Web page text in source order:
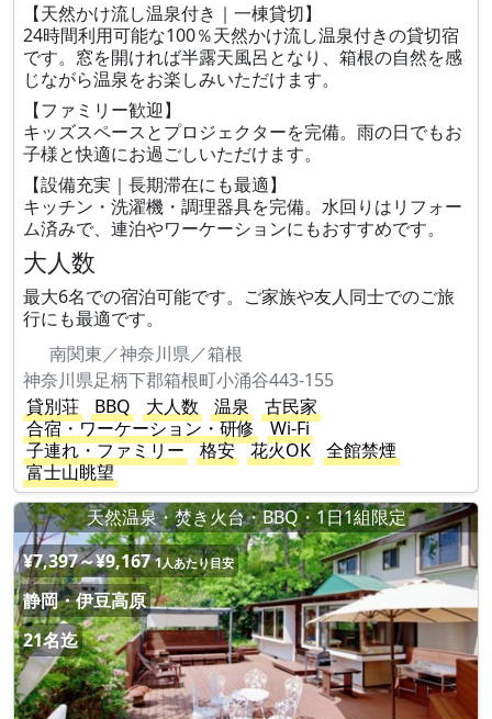
【天然かけ流し温泉付き｜一棟貸切】
24時間利用可能な100％天然かけ流し温泉付きの貸切宿
です。窓を開ければ半露天風呂となり、箱根の自然を感
じながら温泉をお楽しみいただけます。
【ファミリー歓迎】
キッズスペースとプロジェクターを完備。雨の日でもお
子様と快適にお過ごしいただけます。
【設備充実｜長期滞在にも最適】
キッチン・洗濯機・調理器具を完備。水回りはリフォー
ム済みで、連泊やワーケーションにもおすすめです。
大人数
最大6名での宿泊可能です。ご家族や友人同士でのご旅
行にも最適です。
南関東／神奈川県／箱根
神奈川県足柄下郡箱根町小涌谷443-155
貸別荘
BBQ 大人数 温泉
古民家
合宿・ワーケーション・研修
Wi-Fi
子連れ・ファミリー
格安 花火OK
全館禁煙
富士山眺望
天然温泉・焚き火台・BBQ・1日1組限定
¥7,397～¥9,167 1人あたり目安
静岡・伊豆高原
21名迄